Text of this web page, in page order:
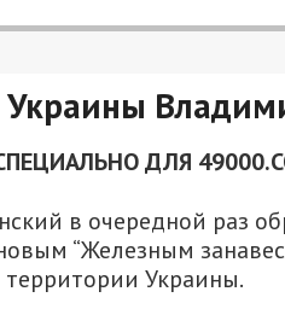
ДЛЯ
в очередной раз
“Железным
Украины.